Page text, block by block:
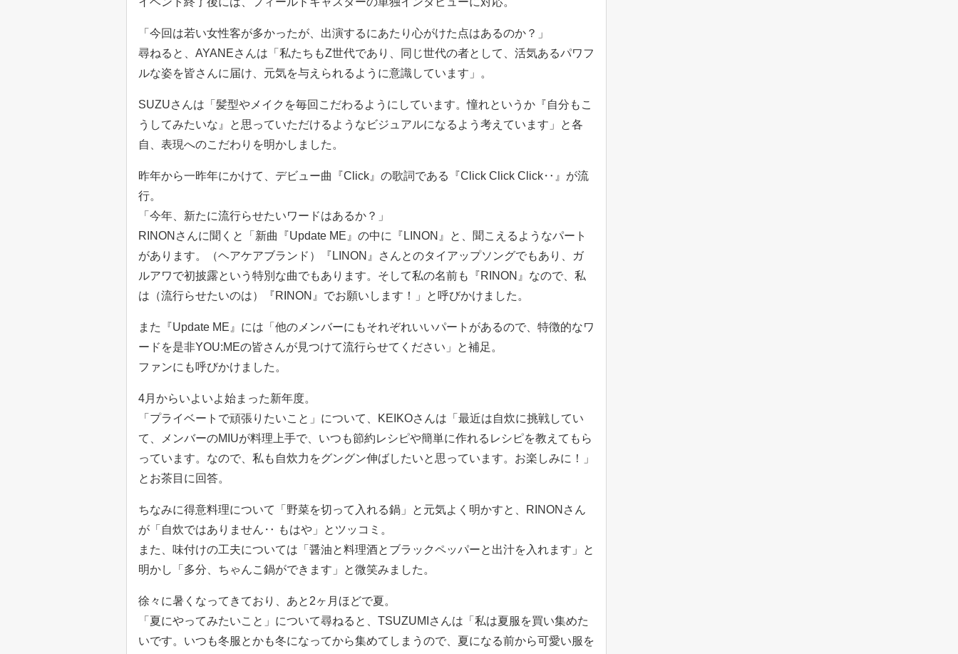
「今回は若い女性客が多かったが、出演するにあたり心がけた点はあるのか？」
尋ねると、AYANEさんは「私たちもZ世代であり、同じ世代の者として、活気あるパワフ
ルな姿を皆さんに届け、元気を与えられるように意識しています」。
SUZUさんは「髪型やメイクを毎回こだわるようにしています。憧れというか『自分もこ
うしてみたいな』と思っていただけるようなビジュアルになるよう考えています」と各
自、表現へのこだわりを明かしました。
昨年から一昨年にかけて、デビュー曲『Click』の歌詞である『Click Click Click‥』が流
行。
「今年、新たに流行らせたいワードはあるか？」
RINONさんに聞くと「新曲『Update ME』の中に『LINON』と、聞こえるようなパート
があります。（ヘアケアブランド）『LINON』さんとのタイアップソングでもあり、ガ
ルアワで初披露という特別な曲でもあります。そして私の名前も『RINON』なので、私
は（流行らせたいのは）『RINON』でお願いします！」と呼びかけました。
また『Update ME』には「他のメンバーにもそれぞれいいパートがあるので、特徴的なワ
ードを是非YOU:MEの皆さんが見つけて流行らせてください」と補足。
ファンにも呼びかけました。
4月からいよいよ始まった新年度。
「プライベートで頑張りたいこと」について、KEIKOさんは「最近は自炊に挑戦してい
て、メンバーのMIUが料理上手で、いつも節約レシピや簡単に作れるレシピを教えてもら
っています。なので、私も自炊力をグングン伸ばしたいと思っています。お楽しみに！」
とお茶目に回答。
ちなみに得意料理について「野菜を切って入れる鍋」と元気よく明かすと、RINONさん
が「自炊ではありません‥ もはや」とツッコミ。
また、味付けの工夫については「醤油と料理酒とブラックペッパーと出汁を入れます」と
明かし「多分、ちゃんこ鍋ができます」と微笑みました。
徐々に暑くなってきており、あと2ヶ月ほどで夏。
「夏にやってみたいこと」について尋ねると、TSUZUMIさんは「私は夏服を買い集めた
いです。いつも冬服とかも冬になってから集めてしまうので、夏になる前から可愛い服を